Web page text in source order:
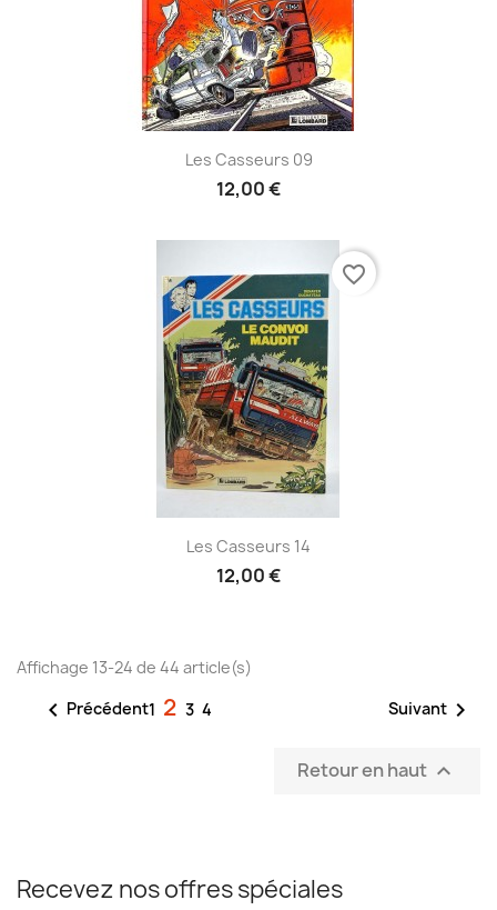
Les Casseurs 09
12,00 €
Les Casseurs 14
12,00 €
favorite_border
Affichage 13-24 de 44 article(s)
 Précédent1 2 3 4 Suivant 
Retour en haut 
Recevez nos offres spéciales